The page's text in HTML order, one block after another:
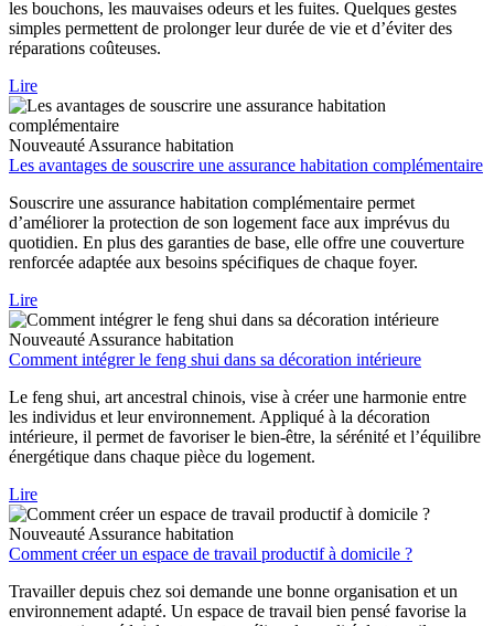
les bouchons, les mauvaises odeurs et les fuites. Quelques gestes
simples permettent de prolonger leur durée de vie et d’éviter des
réparations coûteuses.
Lire
Nouveauté Assurance habitation
Les avantages de souscrire une assurance habitation complémentaire
Souscrire une assurance habitation complémentaire permet
d’améliorer la protection de son logement face aux imprévus du
quotidien. En plus des garanties de base, elle offre une couverture
renforcée adaptée aux besoins spécifiques de chaque foyer.
Lire
Nouveauté Assurance habitation
Comment intégrer le feng shui dans sa décoration intérieure
Le feng shui, art ancestral chinois, vise à créer une harmonie entre
les individus et leur environnement. Appliqué à la décoration
intérieure, il permet de favoriser le bien-être, la sérénité et l’équilibre
énergétique dans chaque pièce du logement.
Lire
Nouveauté Assurance habitation
Comment créer un espace de travail productif à domicile ?
Travailler depuis chez soi demande une bonne organisation et un
environnement adapté. Un espace de travail bien pensé favorise la